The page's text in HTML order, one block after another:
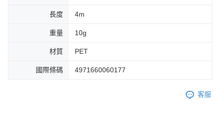
長度 4m
重量 10g
材質 PET
國際條碼 4971660060177
客服